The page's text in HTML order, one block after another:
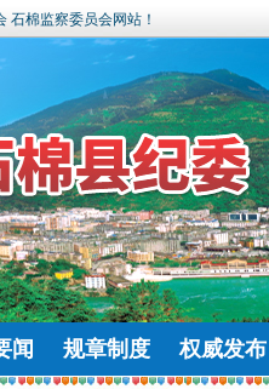
石棉监察委员会网站！
闻 规章制度 权威发布